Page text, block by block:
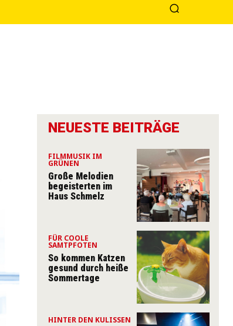
NEUESTE BEITRÄGE
FILMMUSIK IM
GRÜNEN
Große Melodien
begeisterten im
Haus Schmelz
FÜR COOLE
SAMTPFOTEN
So kommen Katzen
gesund durch heiße
Sommertage
HINTER DEN KULISSEN